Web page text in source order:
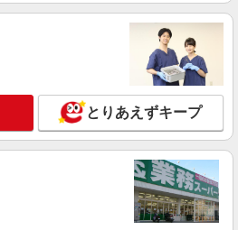
北関東第一CU つくばエリア つくばみ
NEW
円〜 月収例：246,000円（月給＋
つくばみらい市 勤務詳細：つくばみら
方法：徒歩/車/自転車/バイク 最寄り駅：
から車5分 ※構内の（無料）駐車場利
詳細を見る
とりあえずキープ